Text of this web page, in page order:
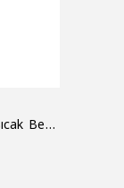
1/3 325*176*65 522 Tek Saplı Sıcak Bekletme Tepsisi